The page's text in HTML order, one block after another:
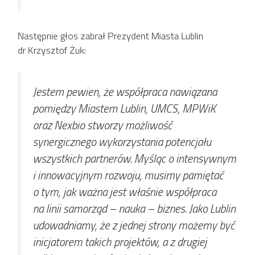
Następnie głos zabrał Prezydent Miasta Lublin
dr Krzysztof Żuk:
Jestem pewien, że współpraca nawiązana
pomiędzy Miastem Lublin, UMCS, MPWiK
oraz Nexbio stworzy możliwość
synergicznego wykorzystania potencjału
wszystkich partnerów. Myśląc o intensywnym
i innowacyjnym rozwoju, musimy pamiętać
o tym, jak ważna jest właśnie współpraca
na linii samorząd – nauka – biznes. Jako Lublin
udowadniamy, że z jednej strony możemy być
inicjatorem takich projektów, a z drugiej